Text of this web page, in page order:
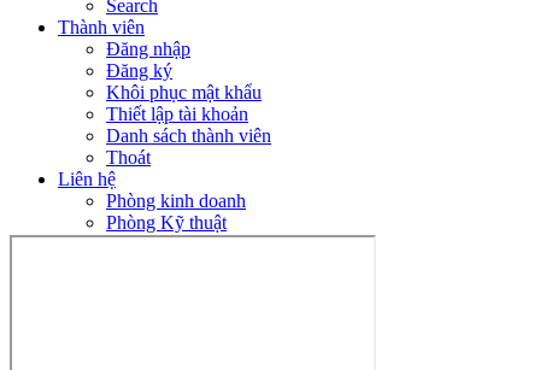
Search
Thành viên
Đăng nhập
Đăng ký
Khôi phục mật khẩu
Thiết lập tài khoản
Danh sách thành viên
Thoát
Liên hệ
Phòng kinh doanh
Phòng Kỹ thuật